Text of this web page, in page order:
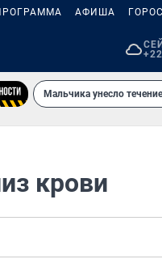
АФИША
Мальчика унесло
крови